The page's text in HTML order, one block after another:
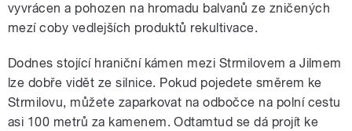
vyvrácen a pohozen na hromadu balvanů ze zničených
mezí coby vedlejších produktů rekultivace.
Dodnes stojící hraniční kámen mezi Strmilovem a Jilmem
lze dobře vidět ze silnice. Pokud pojedete směrem ke
Strmilovu, můžete zaparkovat na odbočce na polní cestu
asi 100 metrů za kamenem. Odtamtud se dá projít ke